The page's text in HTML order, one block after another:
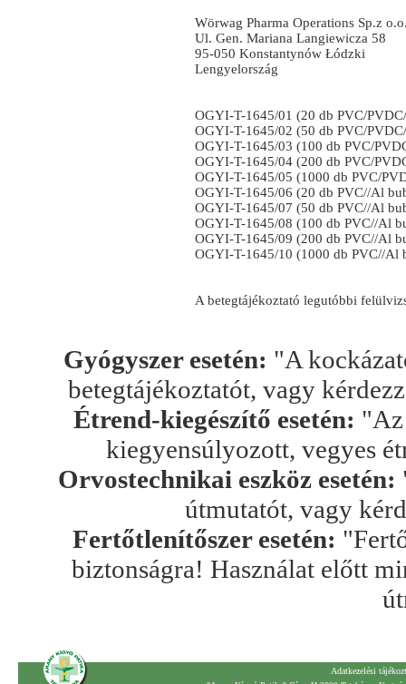
Wörwag Pharma Operations Sp.z
Ul. Gen. Mariana Langiewicza 58
95-050 Konstantynów Łódzki
Lengyelország
OGYI-T-1645/01 (20 db PVC/
OGYI-T-1645/02 (50 db PVC/
OGYI-T-1645/03 (100 db PVC/
OGYI-T-1645/04 (200 db PVC/
OGYI-T-1645/05 (1000 db PVC/
OGYI-T-1645/06 (20 db PVC//Al
OGYI-T-1645/07 (50 db PVC//Al
OGYI-T-1645/08 (100 db PVC//Al
OGYI-T-1645/09 (200 db PVC//Al
OGYI-T-1645/10 (1000 db PVC//Al
A betegtájékoztató legutóbbi
Gyógyszer esetén: "A
betegtájékoztatót, vagy
Étrend-kiegészítő esetén: "Az
kiegyensúlyozott, vegyes
Orvostechnikai eszköz esetén:
útmutatót, vagy
Fertőtlenítőszer esetén:
biztonságra! Használat előtt
Adatkezelési